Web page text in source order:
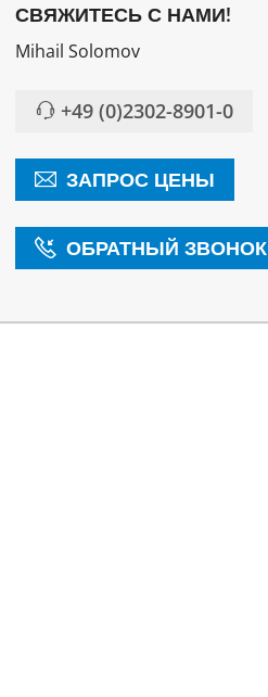
СВЯЖИТЕСЬ С НАМИ!
Mihail Solomov
+49 (0)2302-8901-0
ЗАПРОС ЦЕНЫ
ОБРАТНЫЙ ЗВОНОК